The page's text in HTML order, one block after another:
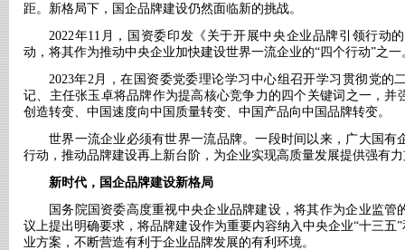
距。新格局下，国企品牌建设仍然面临新的挑战。
2022年11月，国资委印发《关于开展中央企业品牌引领行动
动，将其作为推动中央企业加快建设世界一流企业的“四个行动”之一
2023年2月，在国资委党委理论学习中心组召开学习贯彻党的
记、主任张玉卓将品牌作为提高核心竞争力的四个关键词之一，并
创造转变、中国速度向中国质量转变、中国产品向中国品牌转变。
世界一流企业必须有世界一流品牌。一段时间以来，广大国有
行动，推动品牌建设再上新台阶，为企业实现高质量发展提供强有
新时代，国企品牌建设新格局
国务院国资委高度重视中央企业品牌建设，将其作为企业监
议上提出明确要求，将品牌建设作为重要内容纳入中央企业“十三五
业方案，不断营造有利于企业品牌发展的有利环境。